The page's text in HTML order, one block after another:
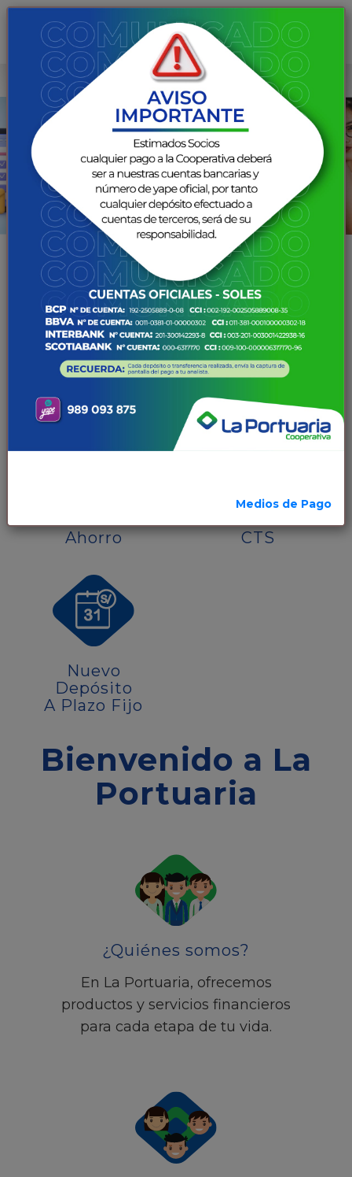
PREVIOUS
Créditos
Crédito
Ahorro
CTS
Nuevo
Depósito
A Plazo Fijo
Bienvenido a La
Portuaria
¿Quiénes somos?
En La Portuaria, ofrecemos
productos y servicios financieros
para cada etapa de tu vida.
Medios de Pago